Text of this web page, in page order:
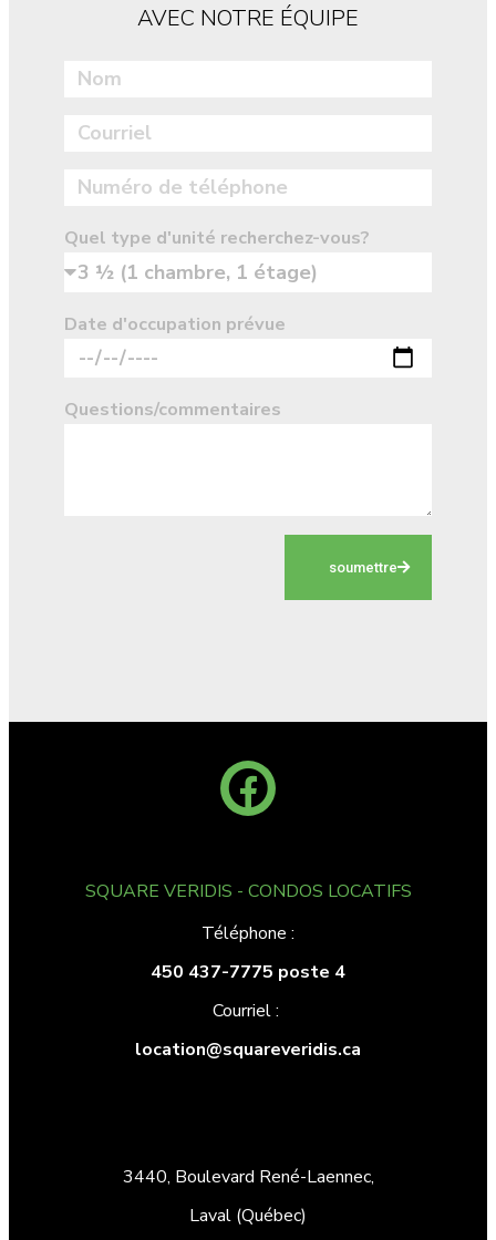
AVEC NOTRE ÉQUIPE
Quel type d'unité recherchez-vous?
Date d'occupation prévue
Questions/commentaires
soumettre
SQUARE VERIDIS - CONDOS LOCATIFS
Téléphone :
450 437-7775 poste 4
Courriel :
location@squareveridis.ca
3440, Boulevard René-Laennec,
Laval (Québec)